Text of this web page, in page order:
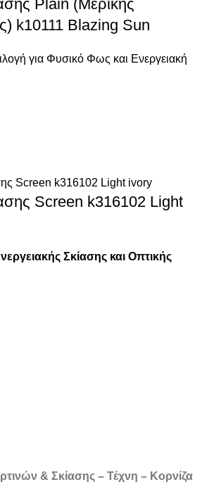
Plain (Μερικής
k10111 Blazing Sun
για Φυσικό Φως και Ενεργειακή
Screen k316102 Light
Σκίασης και Οπτικής
& Σκίασης – Τέχνη – Κορνίζα